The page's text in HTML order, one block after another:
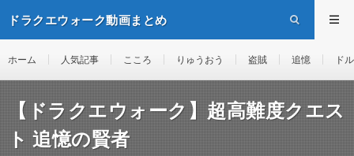
ドラクエウォーク動画まとめ
ホーム 人気記事 こころ りゅうおう 盗賊 追憶 ド
【ドラクエウォーク】超高難度クエス
ト 追憶の賢者